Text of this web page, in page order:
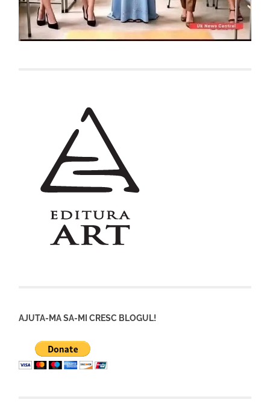
AJUTA-MA SA-MI CRESC BLOGUL!